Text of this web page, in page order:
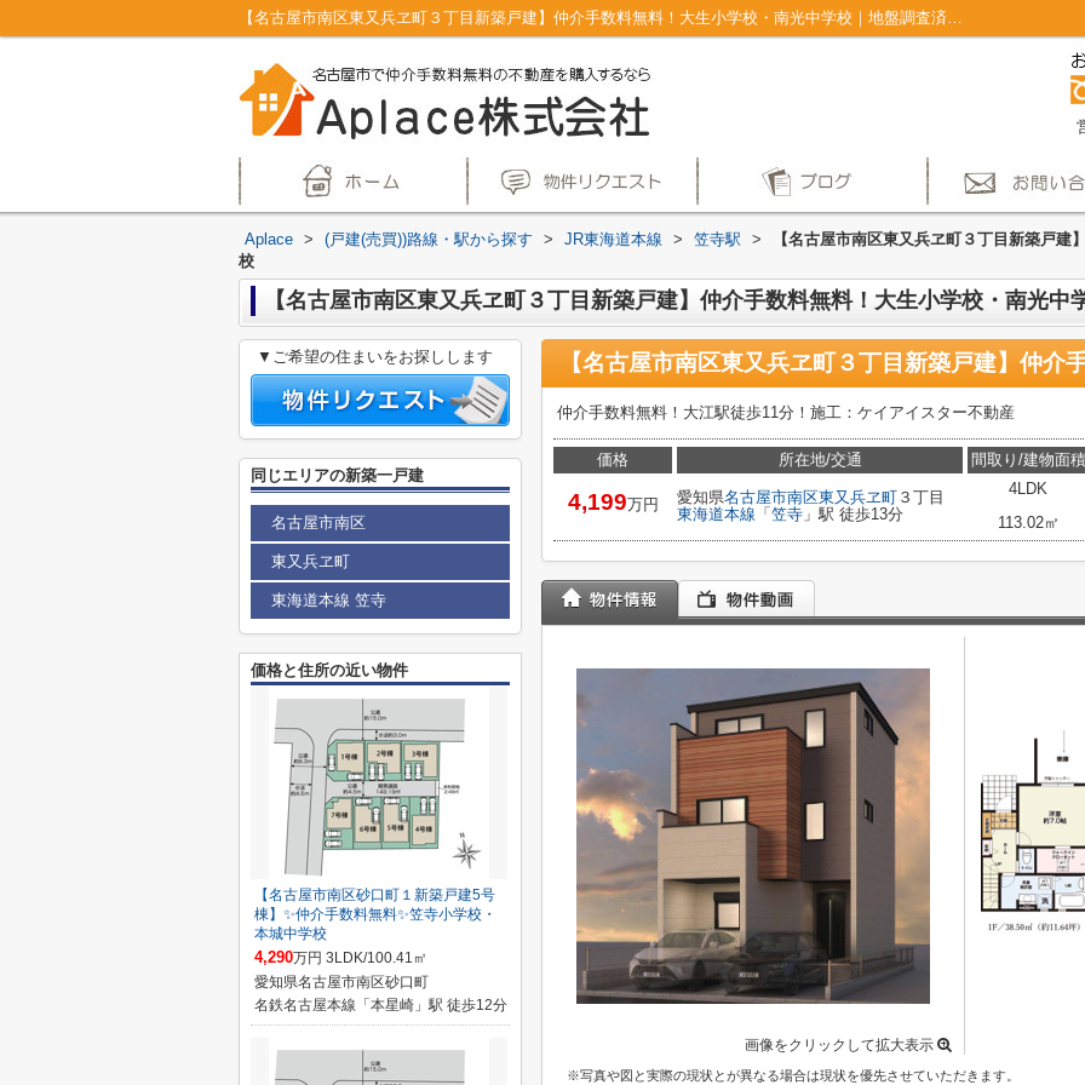
【名古屋市南区東又兵ヱ町３丁目新築戸建】仲介手数料無料！大生小学校・南光中学校｜地盤調査済 浴室１坪以上 火災警報器(報知器) バルコニー 温水洗浄便座｜仲介手数料無料！名古屋市で新築戸建てを探すならAplace
Aplace > (戸建(売買))路線・駅から探す > JR東海道本線 > 笠寺駅 >
【名古屋市南区東又兵ヱ町３丁目新築戸
校
【名古屋市南区東又兵ヱ町３丁目新築戸建】仲介手数料無料！大生小学校・南光中
仲介手数料無料！大江駅徒歩11分！施工：ケイアイスター不動産
価格
4,199万円
所在地/交通
愛知県名古屋市南区東又兵ヱ町 ３丁目
東海道本線 「 笠寺 」駅 徒歩13分
間取り/建物面積
4LDK
113.02㎡
画像をクリックして拡大表示
※写真や図と実際の現状とが異なる場合は現状を優先させていただきます。
▼ご希望の住まいをお探しします
同じエリアの新築一戸建
名古屋市南区
東又兵ヱ町
東海道本線 笠寺
価格と住所の近い物件
【名古屋市南区砂口町１新築戸建5号
棟】✨️仲介手数料無料✨️笠寺小学校・
本城中学校
4,290万円 3LDK/100.41㎡
愛知県名古屋市南区砂口町
名鉄名古屋本線「本星崎」駅 徒歩12分